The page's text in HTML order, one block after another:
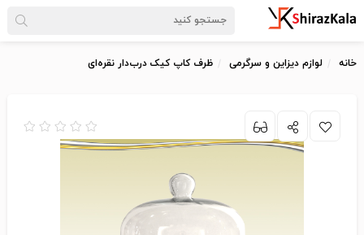
خانه لوازم دیزاین و سرگرمی ظرف کاپ کیک درب‌دار نقره‌ای